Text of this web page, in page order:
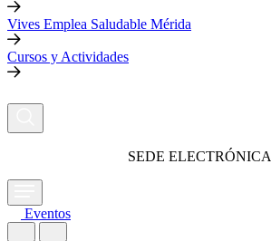
Vives Emplea Saludable Mérida
Cursos y Actividades
SEDE ELECTRÓNICA
Eventos